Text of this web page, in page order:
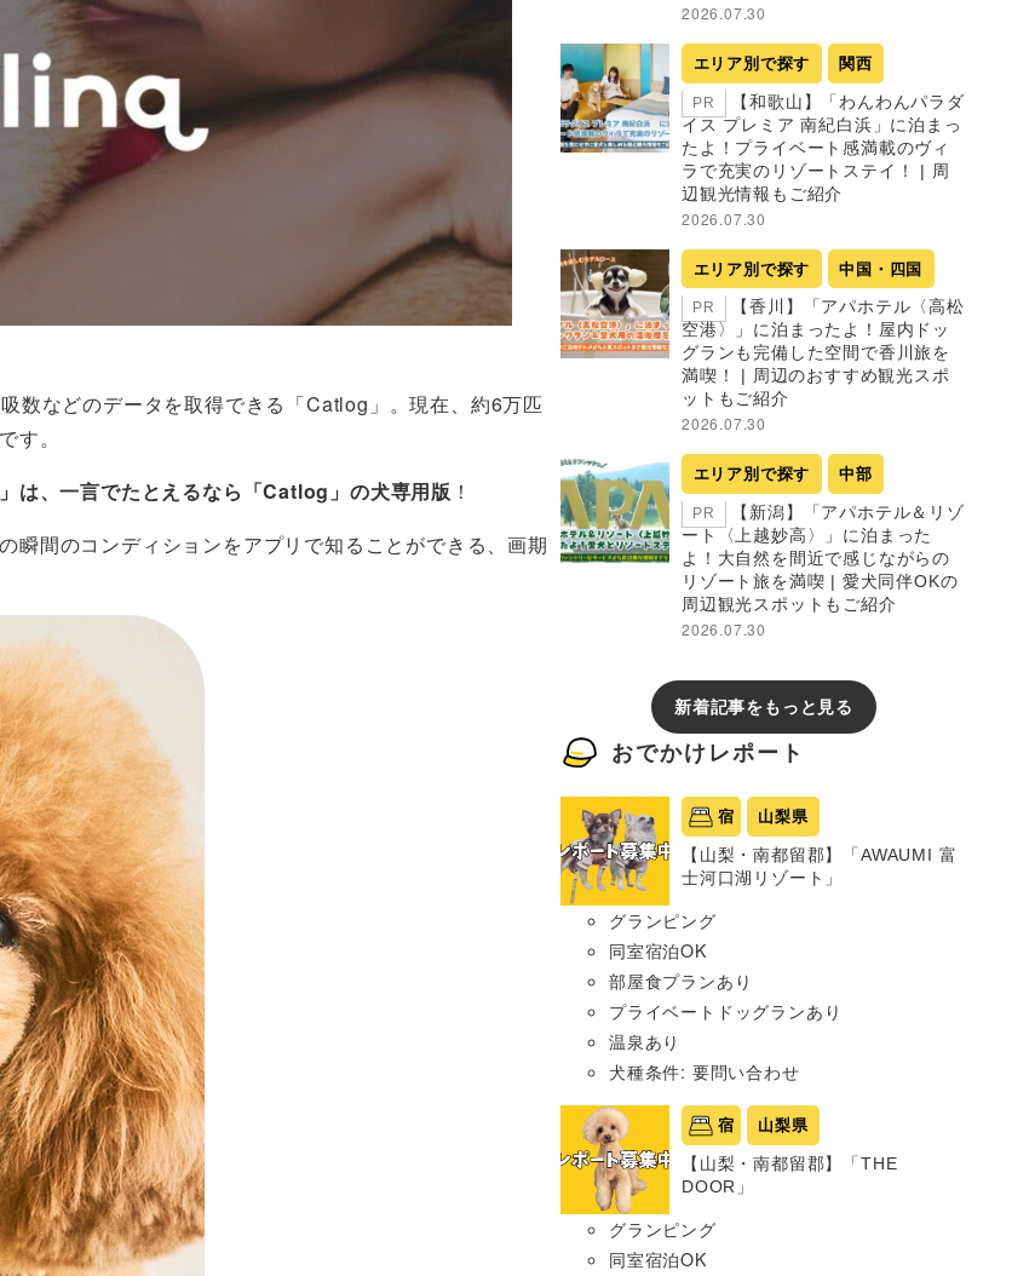
数などのデータを取得できる「Catlog」。現在、約6万匹
す。
は、一言でたとえるなら「Catlog」の犬専用版 ！
瞬間のコンディションをアプリで知ることができる、画期
2026.07.30
エリア別で探す 関西
PR
【和歌山】「わんわんパラダ
イス プレミア 南紀白浜」に泊まっ
たよ！プライベート感満載のヴィ
ラで充実のリゾートステイ！ | 周
辺観光情報もご紹介
2026.07.30
エリア別で探す 中国・四国
PR
【香川】「アパホテル〈高松
空港〉」に泊まったよ！屋内ドッ
グランも完備した空間で香川旅を
満喫！ | 周辺のおすすめ観光スポ
ットもご紹介
2026.07.30
エリア別で探す 中部
PR
【新潟】「アパホテル＆リゾ
ート〈上越妙高〉」に泊まった
よ！大自然を間近で感じながらの
リゾート旅を満喫 | 愛犬同伴OKの
周辺観光スポットもご紹介
2026.07.30
新着記事をもっと見る
おでかけレポート
宿 山梨県
【山梨・南都留郡】「AWAUMI 富
士河口湖リゾート」
グランピング
同室宿泊OK
部屋食プランあり
プライベートドッグランあり
温泉あり
犬種条件: 要問い合わせ
宿 山梨県
【山梨・南都留郡】「THE
DOOR」
グランピング
同室宿泊OK